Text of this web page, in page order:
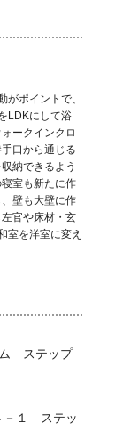
がポイントで、
LDKにして浴
ークインクロ
口から通じる
納できるよう
室も新たに作
壁も大壁に作
官や床材・玄
室を洋室に変え
ステップ
－１ ステッ